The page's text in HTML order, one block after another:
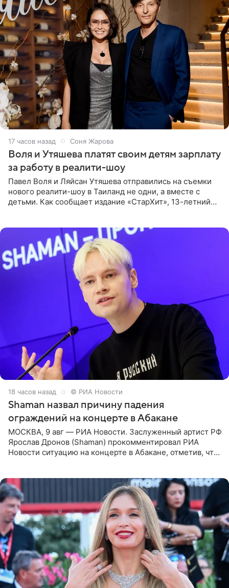
17 часов назад Соня Жарова
Воля и Утяшева платят своим детям зарплату
за работу в реалити-шоу
Павел Воля и Ляйсан Утяшева отправились на съемки
нового реалити-шоу в Таиланд не одни, а вместе с
детьми. Как сообщает издание «СтарХит», 13-летний
18 часов назад © РИА Новости
Shaman назвал причину падения
ограждений на концерте в Абакане
МОСКВА, 9 авг — РИА Новости. Заслуженный артист РФ
Ярослав Дронов (Shaman) прокомментировал РИА
Новости ситуацию на концерте в Абакане, отметив, что